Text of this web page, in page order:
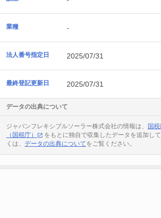
業種 -
法人番号指定日 2025/07/31
最終登記更新日 2025/07/31
データの出典について
ジャパンフレキシブルソーラー株式会社の情報は、
国
（国税庁）
をもとに独自で収集したデータを追加し
くは、 データの出典についてをご覧ください。